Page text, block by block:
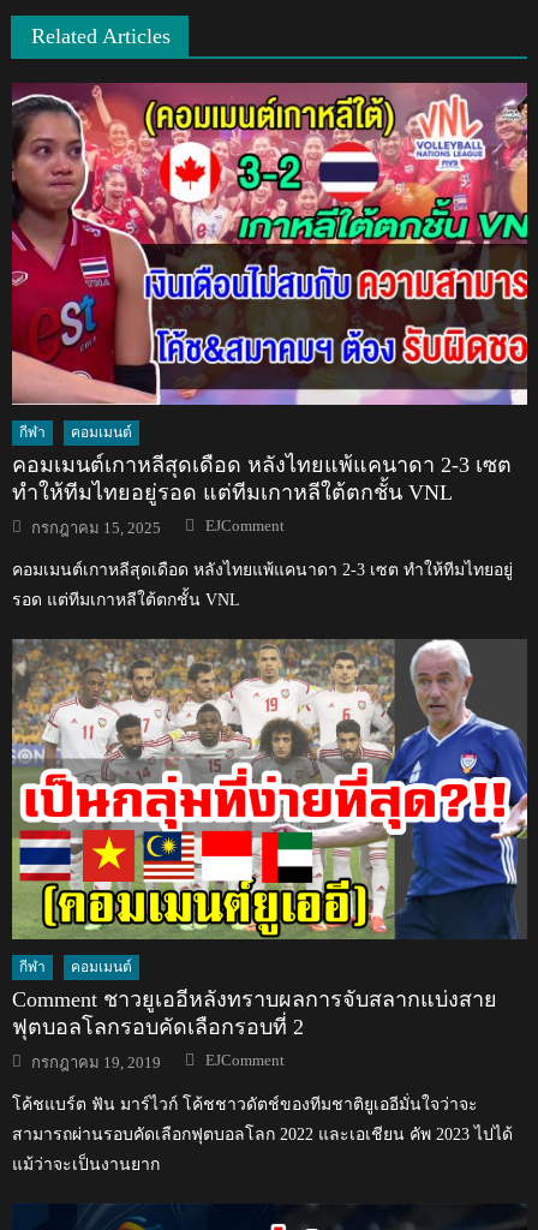
Related Articles
กีฬา คอมเมนต์
คอมเมนต์เกาหลีสุดเดือด หลังไทยแพ้แคนาดา 2-3 เซต
ทำให้ทีมไทยอยู่รอด แต่ทีมเกาหลีใต้ตกชั้น VNL
Posted
on
กรกฎาคม 15, 2025 Author
EJComment
คอมเมนต์เกาหลีสุดเดือด หลังไทยแพ้แคนาดา 2-3 เซต ทำให้ทีมไทยอยู่
รอด แต่ทีมเกาหลีใต้ตกชั้น VNL
กีฬา คอมเมนต์
Comment ชาวยูเออีหลังทราบผลการจับสลากแบ่งสาย
ฟุตบอลโลกรอบคัดเลือกรอบที่ 2
Posted
on
กรกฎาคม 19, 2019 Author
EJComment
โค้ชแบร์ต ฟัน มาร์ไวก์ โค้ชชาวดัตช์ของทีมชาติยูเออีมั่นใจว่าจะ
สามารถผ่านรอบคัดเลือกฟุตบอลโลก 2022 และเอเชียน คัพ 2023 ไปได้
แม้ว่าจะเป็นงานยาก